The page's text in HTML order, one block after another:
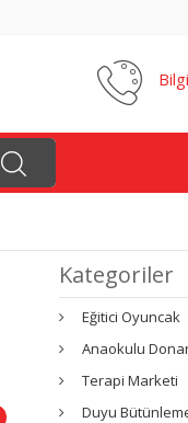
Kategoriler
Eğitici Oyuncak
Anaokulu
Terapi Marketi
Duyu